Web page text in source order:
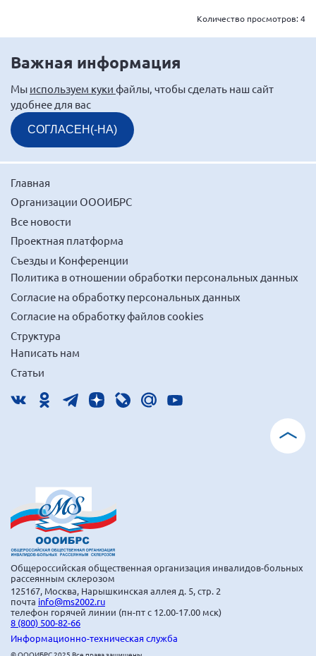
г. Севастополь
Самарская область СОРС
Самарская область ПРИЗМА
Самарская область СГОРС
Свердловская область
Смоленская область
Сахалинская область
Томская область
Тульская область
Ульяновская область
Челябинская область
Ярославская область
Количество просмотров:4
Важная информация
Мы используем куки файлы, чтобы сделать наш сайт
удобнее для вас
СОГЛАСЕН(-НА)
Главная
Организации ОООИБРС
Все новости
Проектная платформа
Съезды и Конференции
Политика в отношении обработки персональных данных
Согласие на обработку персональных данных
Согласие на обработку файлов cookies
Структура
Написать нам
Статьи
Общероссийская общественная организация инвалидов-больных
рассеянным склерозом
125167, Москва, Нарышкинская аллея д. 5, стр. 2
почта info@ms2002.ru
телефон горячей линии (пн-пт с 12.00-17.00 мск)
8 (800) 500-82-66
Информационно-техническая служба